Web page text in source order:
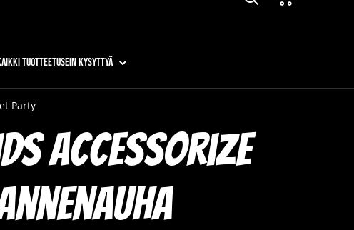
tuotteetUsein kysyttyä
Party
Accessorize